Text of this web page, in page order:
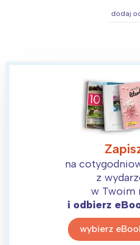
dodaj
na
z
w Twoim
i odbierz
wybierz